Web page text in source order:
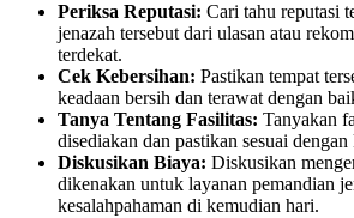
Periksa Reputasi: Cari tahu reputasi
jenazah tersebut dari ulasan atau
terdekat.
Cek Kebersihan: Pastikan tempat
keadaan bersih dan terawat dengan
Tanya Tentang Fasilitas: Tanyakan
disediakan dan pastikan sesuai
Diskusikan Biaya: Diskusikan
dikenakan untuk layanan pemandian
kesalahpahaman di kemudian hari.